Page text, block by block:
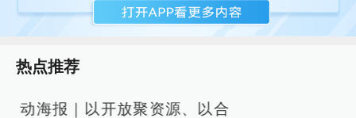
热点推荐
动海报｜以开放聚资源、以合